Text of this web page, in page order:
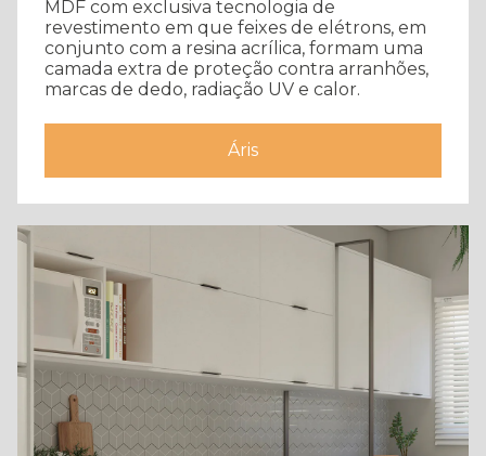
MDF com exclusiva tecnologia de
revestimento em que feixes de elétrons, em
conjunto com a resina acrílica, formam uma
camada extra de proteção contra arranhões,
marcas de dedo, radiação UV e calor.
Áris